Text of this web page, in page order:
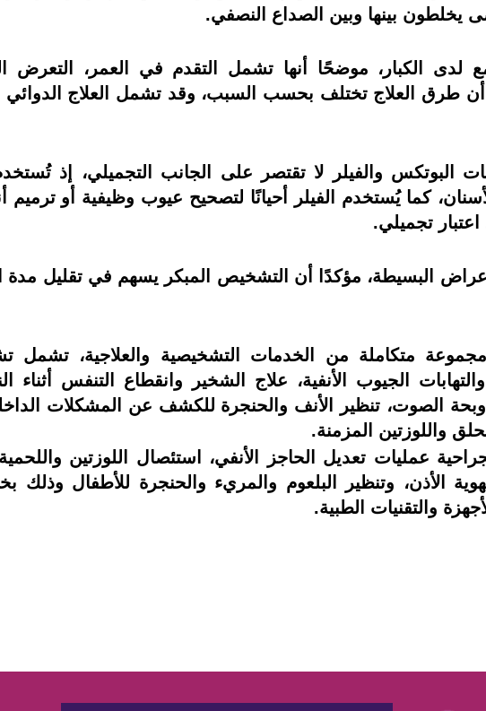
يخلطون بينها وبين الصداع النصفي.
الكبار، موضحًا أنها تشمل التقدم في العمر، التعرض
طرق العلاج تختلف بحسب السبب، وقد تشمل العلاج الدوائي
البوتكس والفيلر لا تقتصر على الجانب التجميلي، إذ
كما يُستخدم الفيلر أحيانًا لتصحيح عيوب وظيفية أو ترميم
تجميلي.
البسيطة، مؤكدًا أن التشخيص المبكر يسهم في تقليل مدة
متكاملة من الخدمات التشخيصية والعلاجية، تشمل
الجيوب الأنفية، علاج الشخير وانقطاع التنفس
الصوت، تنظير الأنف والحنجرة للكشف عن المشكلات
واللوزتين المزمنة.
عمليات تعديل الحاجز الأنفي، استئصال اللوزتين
والتقنيات الطبية.